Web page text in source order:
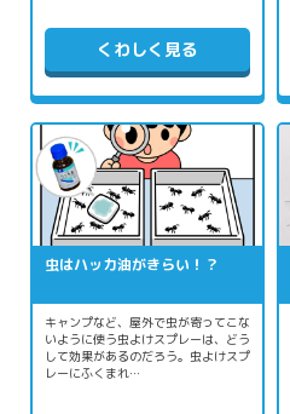
くわしく見る
虫はハッカ油がきらい！？
キャンプなど、屋外で虫が寄ってこな
いように使う虫よけスプレーは、どう
して効果があるのだろう。虫よけスプ
レーにふくまれ…